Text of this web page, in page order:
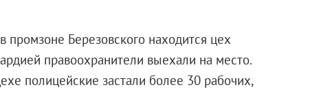
Березовского находится цех
правоохранители выехали на место.
полицейские застали более 30 рабочих,